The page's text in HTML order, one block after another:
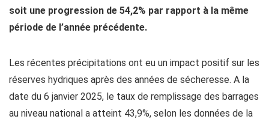
soit une progression de 54,2% par rapport à la même
période de l’année précédente.
Les récentes précipitations ont eu un impact positif sur les
réserves hydriques après des années de sécheresse. A la
date du 6 janvier 2025, le taux de remplissage des barrages
au niveau national a atteint 43,9%, selon les données de la